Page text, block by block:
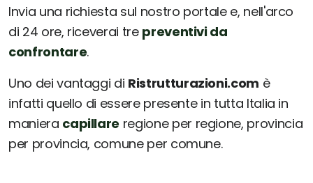
Invia una richiesta sul nostro portale e, nell'arco
di 24 ore, riceverai tre preventivi da
confrontare.
Uno dei vantaggi di Ristrutturazioni.com è
infatti quello di essere presente in tutta Italia in
maniera capillare regione per regione, provincia
per provincia, comune per comune.